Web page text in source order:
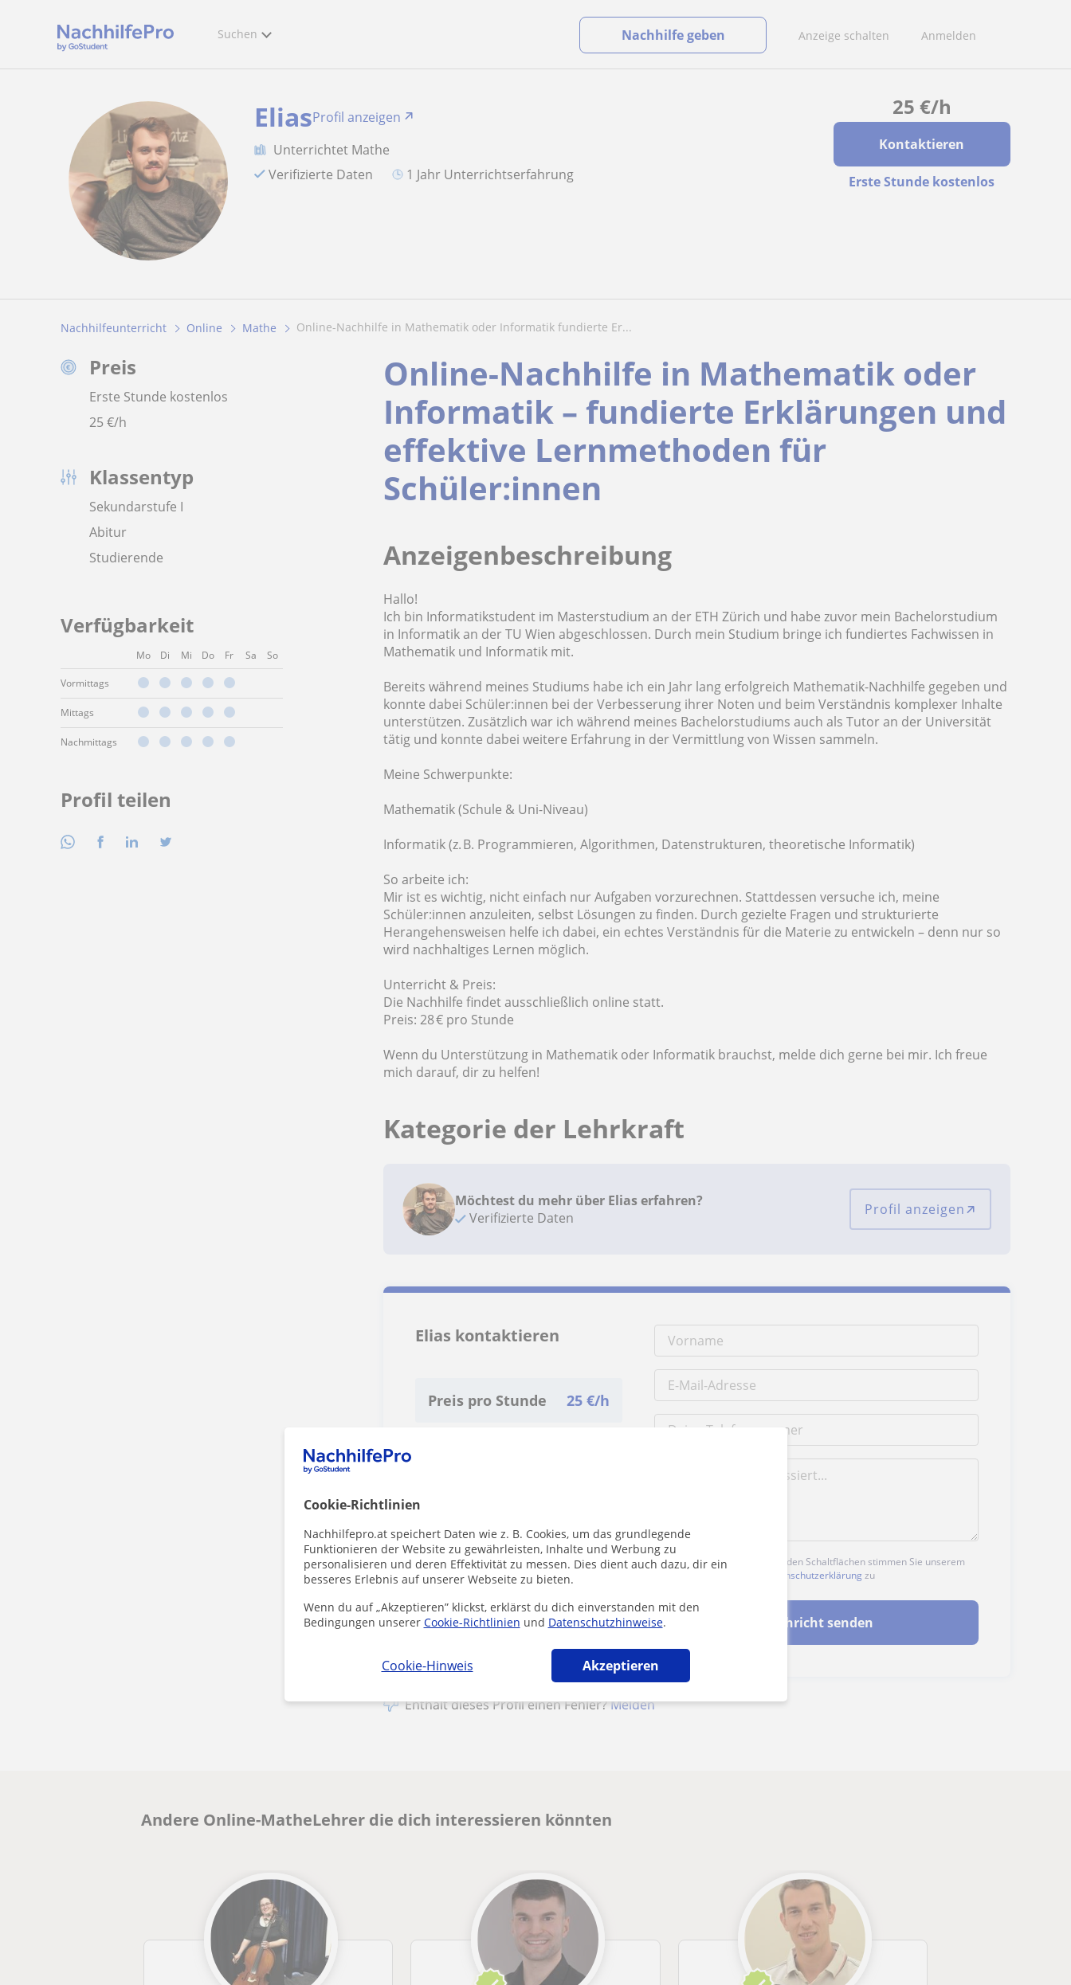
Cookie-Richtlinien
Nachhilfepro.at speichert Daten wie z. B. Cookies, um das grundlegende
Funktionieren der Website zu gewährleisten, Inhalte und Werbung zu
personalisieren und deren Effektivität zu messen. Dies dient auch dazu, dir ein
besseres Erlebnis auf unserer Webseite zu bieten.
Wenn du auf „Akzeptieren” klickst, erklärst du dich einverstanden mit den
Bedingungen unserer Cookie-Richtlinien und Datenschutzhinweise.
Cookie-Hinweis Akzeptieren
Suchen Anzeige schalten Anmelden
Nachhilfe geben
25 €/h
Kontaktieren
Erste Stunde kostenlos
EliasProfil anzeigen
Unterrichtet Mathe
Verifizierte Daten
1 Jahr Unterrichtserfahrung
Nachhilfeunterricht Online Mathe Online-Nachhilfe in Mathematik oder Informatik fundierte Er...
Preis
Erste Stunde kostenlos
25€/h
Klassentyp
Sekundarstufe I
Abitur
Studierende
Verfügbarkeit
Mo Di Mi Do Fr Sa So
Vormittags
Mittags
Nachmittags
Profil teilen
Online-Nachhilfe in Mathematik oder
Informatik – fundierte Erklärungen und
effektive Lernmethoden für
Schüler:innen
Anzeigenbeschreibung
Hallo!
Ich bin Informatikstudent im Masterstudium an der ETH Zürich und habe zuvor mein Bachelorstudium
in Informatik an der TU Wien abgeschlossen. Durch mein Studium bringe ich fundiertes Fachwissen in
Mathematik und Informatik mit.
Bereits während meines Studiums habe ich ein Jahr lang erfolgreich Mathematik-Nachhilfe gegeben und
konnte dabei Schüler:innen bei der Verbesserung ihrer Noten und beim Verständnis komplexer Inhalte
unterstützen. Zusätzlich war ich während meines Bachelorstudiums auch als Tutor an der Universität
tätig und konnte dabei weitere Erfahrung in der Vermittlung von Wissen sammeln.
Meine Schwerpunkte:
Mathematik (Schule & Uni-Niveau)
Informatik (z. B. Programmieren, Algorithmen, Datenstrukturen, theoretische Informatik)
So arbeite ich:
Mir ist es wichtig, nicht einfach nur Aufgaben vorzurechnen. Stattdessen versuche ich, meine
Schüler:innen anzuleiten, selbst Lösungen zu finden. Durch gezielte Fragen und strukturierte
Herangehensweisen helfe ich dabei, ein echtes Verständnis für die Materie zu entwickeln – denn nur so
wird nachhaltiges Lernen möglich.
Unterricht & Preis:
Die Nachhilfe findet ausschließlich online statt.
Preis: 28 € pro Stunde
Wenn du Unterstützung in Mathematik oder Informatik brauchst, melde dich gerne bei mir. Ich freue
mich darauf, dir zu helfen!
Kategorie der Lehrkraft
Möchtest du mehr über Elias erfahren?
Verifizierte Daten
Profil anzeigen
Elias kontaktieren
Preis pro Stunde 25 €/h
Durch Klicken auf eine der beiden Schaltflächen stimmen Sie unserem
Datenschutzerklärung zu
Nachricht senden
Enthält dieses Profil einen Fehler?Melden
Andere Online-MatheLehrer die dich interessieren könnten